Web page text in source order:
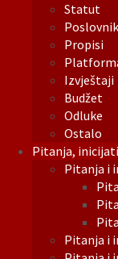
Statut
Propisi
Izvještaji
Budžet
Odluke
Ostalo
Pitanja,
Pitanja i
Pitanja i